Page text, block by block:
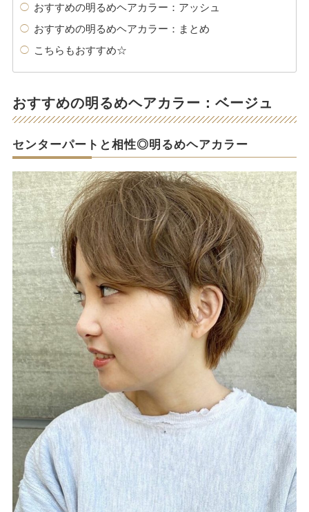
おすすめの明るめヘアカラー：アッシュ
おすすめの明るめヘアカラー：まとめ
こちらもおすすめ☆
おすすめの明るめヘアカラー：ベージュ
センターパートと相性◎明るめヘアカラー